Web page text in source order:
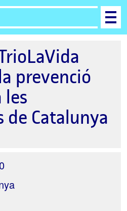
prevenció
les
Catalunya